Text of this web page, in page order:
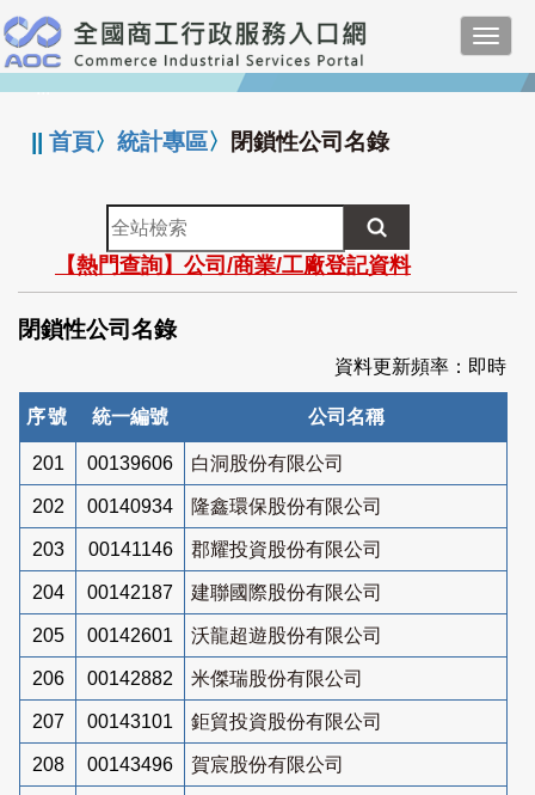
跳
到
主
要
:::
||首頁〉統計專區〉 閉鎖性公司名錄
全
站
檢
索
【熱門查詢】公司/商業/工廠登記資料
閉鎖性公司名錄
資料更新頻率：即時
序號 統一編號 公司名稱
201 00139606 白洞股份有限公司
202 00140934 隆鑫環保股份有限公司
203 00141146 郡耀投資股份有限公司
204 00142187 建聯國際股份有限公司
205 00142601 沃龍超遊股份有限公司
206 00142882 米傑瑞股份有限公司
207 00143101 鉅貿投資股份有限公司
208 00143496 賀宸股份有限公司